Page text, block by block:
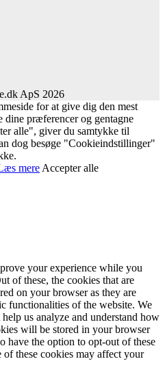
ApS 2026
for at give dig den mest
dine præferencer og gentagne
alle", giver du samtykke til
dog besøge "Cookieindstillinger"
mereAccepter alle
your experience while you
of these, the cookies that are
on your browser as they are
functionalities of the website. We
us analyze and understand how
will be stored in your browser
have the option to opt-out of these
these cookies may affect your